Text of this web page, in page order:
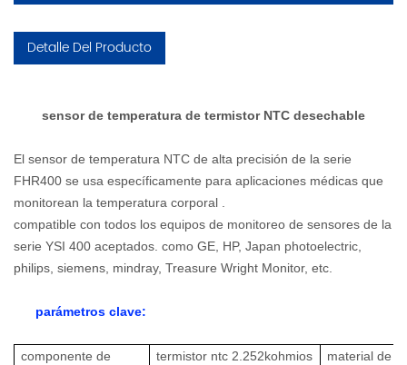
Detalle Del Producto
sensor de temperatura de termistor NTC desechable
El sensor de temperatura NTC de alta precisión de la serie
FHR400 se usa específicamente para aplicaciones médicas que
monitorean la temperatura corporal .
compatible con todos los equipos de monitoreo de sensores de la
serie YSI 400 aceptados. como GE, HP, Japan photoelectric,
philips, siemens, mindray, Treasure Wright Monitor, etc.
parámetros clave:
componente de termistor ntc 2.252kohmios material de